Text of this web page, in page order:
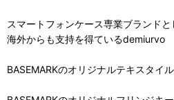
スマートフォンケース専業ブランドと
海外からも支持を得ているdemiurvo
BASEMARKのオリジナルテキスタイ